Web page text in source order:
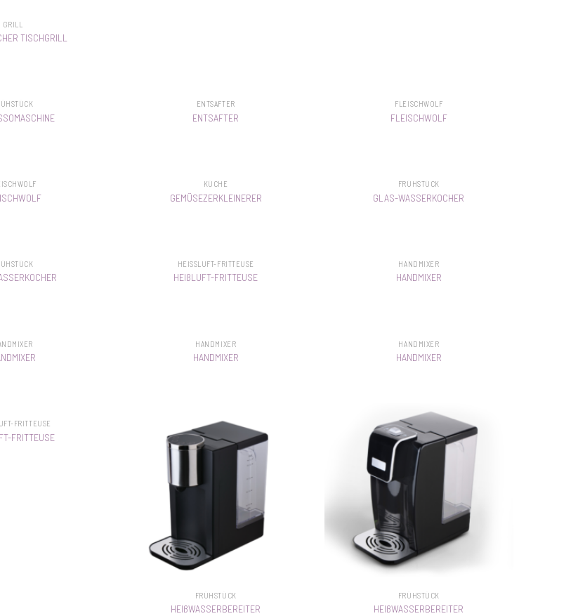
GRILL
TISCHGRILL
ENTSAFTER
ENTSAFTER
FLEISCHWOLF
FLEISCHWOLF
KÜCHE
GEMÜSEZERKLEINERER
FRÜHSTÜCK
GLAS-WASSERKOCHER
HEISSLUFT-FRITTEUSE
HEIßLUFT-FRITTEUSE
HANDMIXER
HANDMIXER
HANDMIXER
HANDMIXER
HANDMIXER
HANDMIXER
FRITTEUSE
FRITTEUSE
FRÜHSTÜCK
HEIßWASSERBEREITER
FRÜHSTÜCK
HEIßWASSERBEREITER